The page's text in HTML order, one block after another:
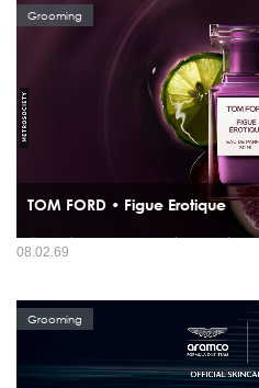
TOM FORD • Figue Erotique
น้ำหอมที่น่าสนใจ ไม่ได้เล่าเรื่องแค่ “กลิ่น” แ
Figue Érotique คือหนึ่งในนั้น กลิ่นนี้ไม่ได้พ
Grooming
08.02.69
Grooming